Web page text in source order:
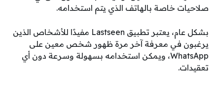
صلاحيات خاصة بالهاتف الذي يتم استخدامه.
بشكل عام، يعتبر تطبيق Lastseen مفيدًا للأشخاص الذين
يرغبون في معرفة آخر مرة ظهور شخص معين على
WhatsApp، ويمكن استخدامه بسهولة وسرعة دون أي
تعقيدات.